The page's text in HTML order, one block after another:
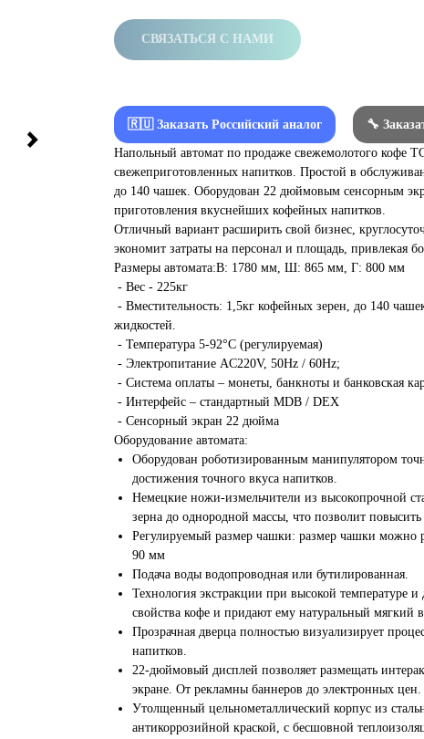
СВЯЗАТЬСЯ С НАМИ
🇷🇺 Заказать Российский аналог 🔧
Напольный автомат по продаже свежемолотого кофе
свежеприготовленных напитков. Простой в
до 140 чашек. Оборудован 22 дюймовым сенсорным
приготовления вкуснейших кофейных напитков.
Отличный вариант расширить свой бизнес,
экономит затраты на персонал и площадь, привлекая
Размеры автомата:В: 1780 мм, Ш: 865 мм, Г: 800 мм
- Вес - 225кг
- Вместительность: 1,5кг кофейных зерен, до 140
жидкостей.
- Температура 5-92°C (регулируемая)
- Электропитание AC220V, 50Hz / 60Hz;
- Система оплаты – монеты, банкноты и банковская
- Интерфейс – стандартный MDB / DEX
- Сенсорный экран 22 дюйма
Оборудование автомата:
Оборудован роботизированным манипулятором
достижения точного вкуса напитков.
Немецкие ножи-измельчители из высокопрочной
зерна до однородной массы, что позволит повысить
Регулируемый размер чашки: размер чашки можно
90 мм
Подача воды водопроводная или бутилированная.
Технология экстракции при высокой температуре и
свойства кофе и придают ему натуральный мягкий
Прозрачная дверца полностью визуализирует
напитков.
22-дюймовый дисплей позволяет размещать
экране. От рекламны баннеров до электронных цен.
Утолщенный цельнометаллический корпус из
антикоррозийной краской, с бесшовной